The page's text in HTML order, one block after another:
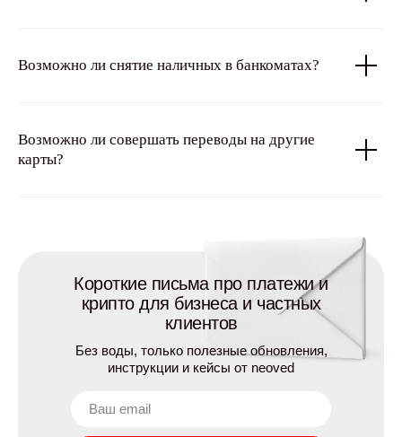
Возможно ли снятие наличных в банкоматах?
Возможно ли совершать переводы на другие
карты?
Без воды, только полезные обновления,
инструкции и кейсы от neoved
Короткие письма про платежи и
крипто для бизнеса и частных
клиентов